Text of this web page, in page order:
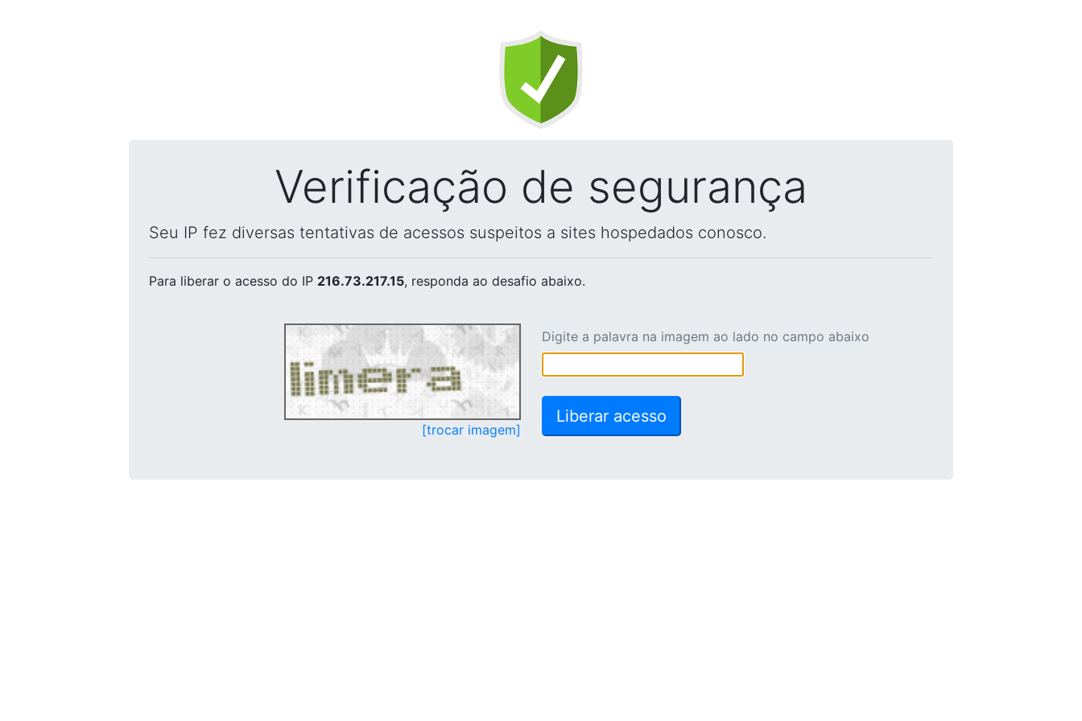
Verificação de segurança
Seu IP fez diversas tentativas de acessos suspeitos a sites hospedados conosco.
Para liberar o acesso do IP 216.73.217.15, responda ao desafio abaixo.
[trocar imagem]
Digite a palavra na imagem ao lado no campo abaixo